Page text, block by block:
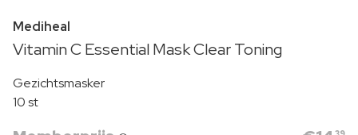
Mediheal
Vitamin C Essential Mask Clear Toning
Gezichtsmasker
10 st